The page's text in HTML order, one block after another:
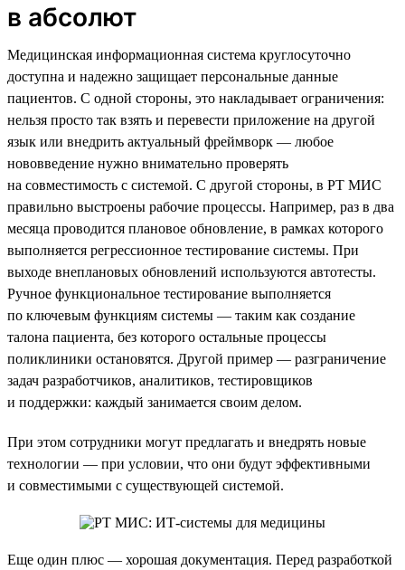
в абсолют
Медицинская информационная система круглосуточно
доступна и надежно защищает персональные данные
пациентов. С одной стороны, это накладывает ограничения:
нельзя просто так взять и перевести приложение на другой
язык или внедрить актуальный фреймворк — любое
нововведение нужно внимательно проверять
на совместимость с системой. С другой стороны, в РТ МИС
правильно выстроены рабочие процессы. Например, раз в два
месяца проводится плановое обновление, в рамках которого
выполняется регрессионное тестирование системы. При
выходе внеплановых обновлений используются автотесты.
Ручное функциональное тестирование выполняется
по ключевым функциям системы — таким как создание
талона пациента, без которого остальные процессы
поликлиники остановятся. Другой пример — разграничение
задач разработчиков, аналитиков, тестировщиков
и поддержки: каждый занимается своим делом.
При этом сотрудники могут предлагать и внедрять новые
технологии — при условии, что они будут эффективными
и совместимыми с существующей системой.
Еще один плюс — хорошая документация. Перед разработкой